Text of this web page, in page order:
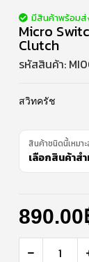
มีสินค้าพร้อมส่
Micro
Clutch
รหัสสินค้า:
สวิทครัช
สินค้าชนิดนี้เหม
เลือกสินค้าส
890.00